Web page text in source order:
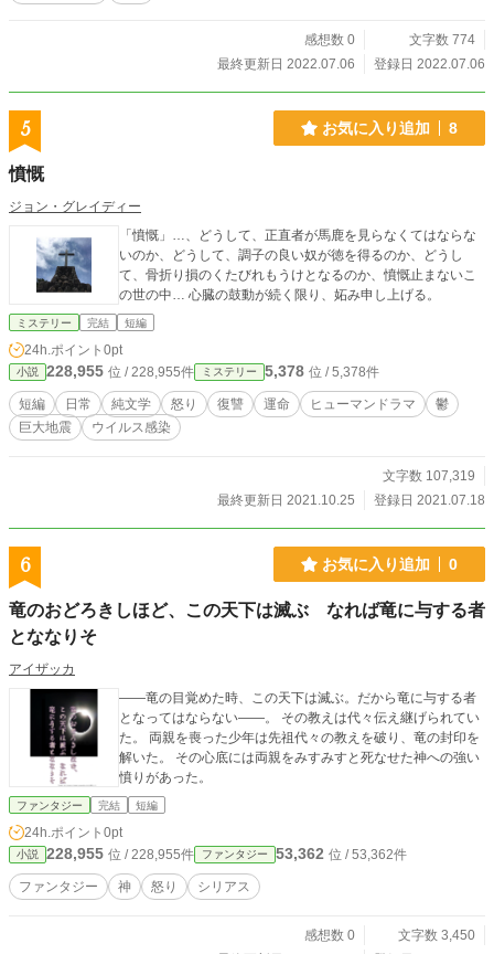
感想数 0
文字数 774
最終更新日 2022.07.06
登録日 2022.07.06
5 お気に入り追加 8
憤慨
ジョン・グレイディー
「憤慨」…、どうして、正直者が馬鹿を見らなくてはならな
いのか、どうして、調子の良い奴が徳を得るのか、どうし
て、骨折り損のくたびれもうけとなるのか、憤慨止まないこ
の世の中… 心臓の鼓動が続く限り、妬み申し上げる。
ミステリー 完結 短編
24h.ポイント 0pt
小説 228,955 位 / 228,955件 ミステリー 5,378 位 / 5,378件
短編 日常 純文学 怒り 復讐 運命 ヒューマンドラマ
鬱
巨大地震
ウイルス感染
文字数 107,319
最終更新日 2021.10.25
登録日 2021.07.18
6 お気に入り追加 0
竜のおどろきしほど、この天下は滅ぶ なれば竜に与する者
とななりそ
アイザッカ
――竜の目覚めた時、この天下は滅ぶ。だから竜に与する者
となってはならない――。 その教えは代々伝え継げられてい
た。 両親を喪った少年は先祖代々の教えを破り、竜の封印を
解いた。 その心底には両親をみすみすと死なせた神への強い
憤りがあった。
ファンタジー 完結 短編
24h.ポイント 0pt
小説 228,955 位 / 228,955件 ファンタジー 53,362 位 / 53,362件
ファンタジー 神 怒り シリアス
感想数 0
文字数 3,450